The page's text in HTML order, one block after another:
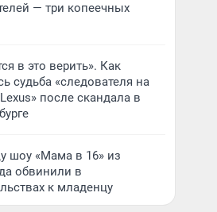
— три копеечных
в это верить». Как
судьба «следователя на
после скандала в
шоу «Мама в 16» из
обвинили в
к младенцу